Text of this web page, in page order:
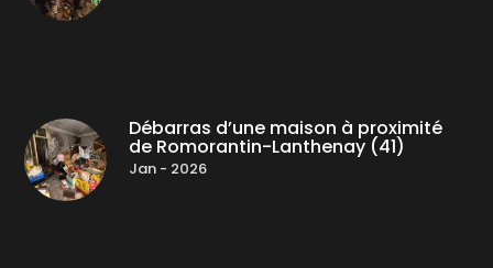
Débarras d’une maison à proximité
de Romorantin-Lanthenay (41)
Jan - 2026